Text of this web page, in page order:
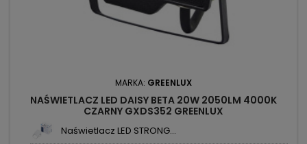
MARKA: GREENLUX
NAŚWIETLACZ LED DAISY BETA 20W 2050LM 4000K
CZARNY GXDS352 GREENLUX
Naświetlacz LED STRONG...